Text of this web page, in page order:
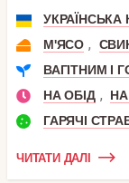
УКРАЇНСЬКА
М'ЯСО ,
ВАГІТНИМ І
НА ОБІД ,
ГАРЯЧІ
ЧИТАТИ ДАЛІ